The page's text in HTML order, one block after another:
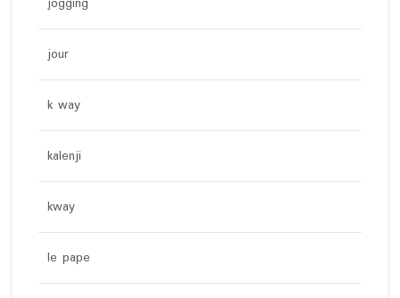
jour
k way
kalenji
kway
le pape